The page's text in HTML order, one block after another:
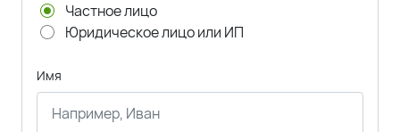
Частное лицо
Юридическое лицо или ИП
Имя